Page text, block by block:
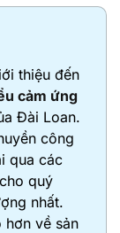
thiệu đến
cảm ứng
Đài Loan.
công
qua các
quý
nhất.
hơn về sản